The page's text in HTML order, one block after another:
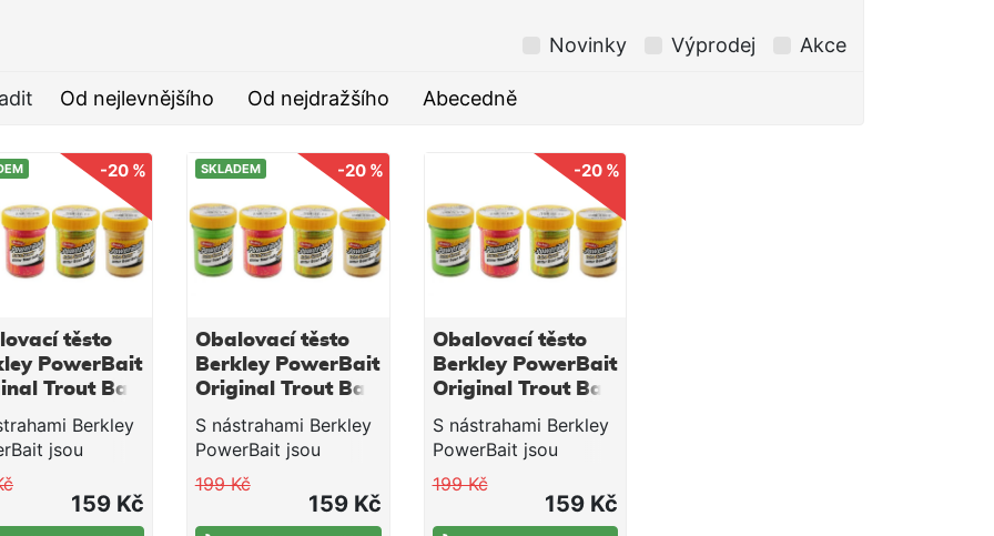
Novinky Výprodej Akce
Od nejlevnějšího Od nejdražšího Abecedně
-20 %
těsto
PowerBait
Trout Bait
50 g
Berkley
jsou
rybáři dobří
rybáři skvělí!
společnosti
159 Kč
-20 %
SKLADEM
Obalovací těsto
Berkley PowerBait
Original Trout Bait
Pink 50 g
S nástrahami Berkley
PowerBait jsou
začínající rybáři dobří
a dobří rybáři skvělí!
Vědci společnosti
199 Kč
159 Kč
-20 %
Obalovací těsto
Berkley PowerBait
Original Trout Bait
Rainbow 50 g
S nástrahami Berkley
PowerBait jsou
začínající rybáři dobří
a dobří rybáři skvělí!
Vědci společnosti
199 Kč
159 Kč